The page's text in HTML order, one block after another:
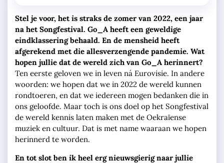
Stel je voor, het is straks de zomer van 2022, een jaar
na het Songfestival. Go_A heeft een geweldige
eindklassering behaald. En de mensheid heeft
afgerekend met die allesverzengende pandemie. Wat
hopen jullie dat de wereld zich van Go_A herinnert?
Ten eerste geloven we in leven ná Eurovisie. In andere
woorden: we hopen dat we in 2022 de wereld kunnen
rondtoeren, en dat we iedereen mogen bedanken die in
ons geloofde. Maar toch is ons doel op het Songfestival
de wereld kennis laten maken met de Oekraïense
muziek en cultuur. Dat is met name waaraan we hopen
herinnerd te worden.
En tot slot ben ik heel erg nieuwsgierig naar jullie